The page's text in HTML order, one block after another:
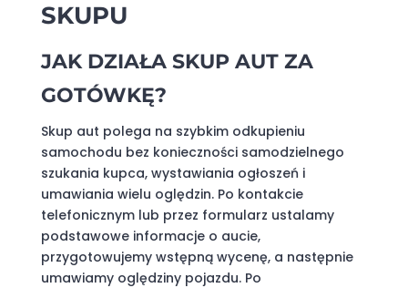
SKUPU
JAK DZIAŁA SKUP AUT ZA
GOTÓWKĘ?
Skup aut polega na szybkim odkupieniu
samochodu bez konieczności samodzielnego
szukania kupca, wystawiania ogłoszeń i
umawiania wielu oględzin. Po kontakcie
telefonicznym lub przez formularz ustalamy
podstawowe informacje o aucie,
przygotowujemy wstępną wycenę, a następnie
umawiamy oględziny pojazdu. Po